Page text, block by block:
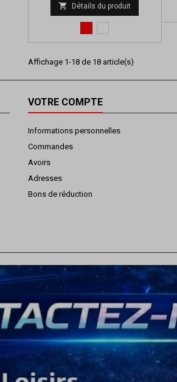
base
 Détails du produit
Affichage 1-18 de 18 article(s)
VOTRE COMPTE
Informations personnelles
Commandes
Avoirs
Adresses
Bons de réduction